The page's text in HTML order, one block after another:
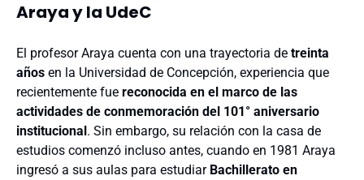
Araya y la UdeC
El profesor Araya cuenta con una trayectoria de treinta
años en la Universidad de Concepción, experiencia que
recientemente fue reconocida en el marco de las
actividades de conmemoración del 101° aniversario
institucional. Sin embargo, su relación con la casa de
estudios comenzó incluso antes, cuando en 1981 Araya
ingresó a sus aulas para estudiar Bachillerato en